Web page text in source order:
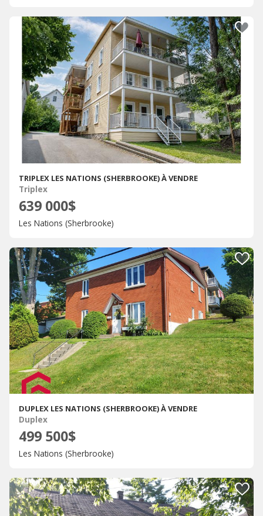
TRIPLEX LES NATIONS (SHERBROOKE) À VENDRE
Triplex
639 000$
Les Nations (Sherbrooke)
DUPLEX LES NATIONS (SHERBROOKE) À VENDRE
Duplex
499 500$
Les Nations (Sherbrooke)